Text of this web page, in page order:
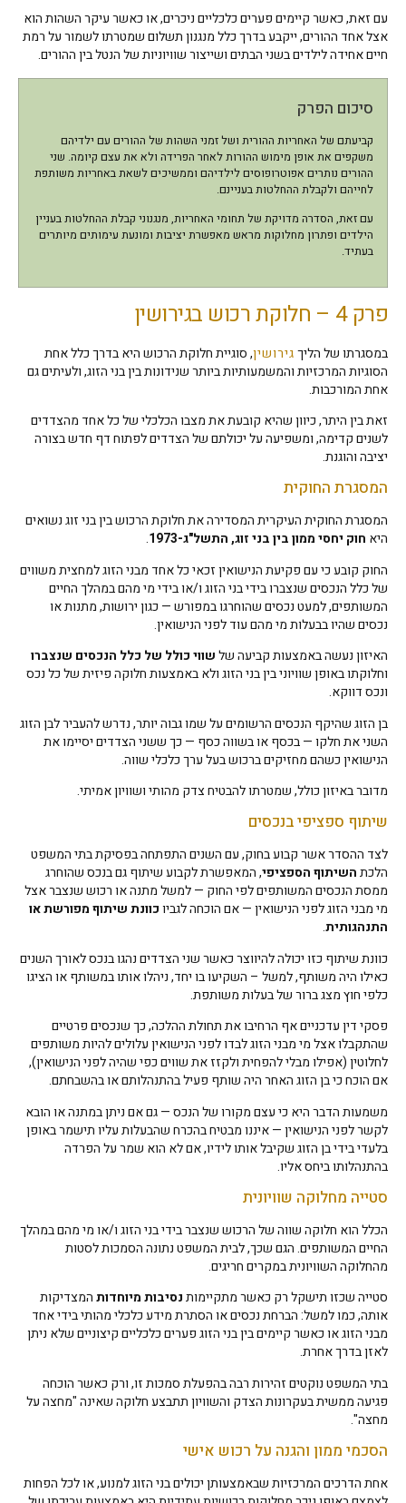
עם זאת, כאשר קיימים פערים כלכליים ניכרים, או כאשר עיקר השהות הוא
אצל אחד ההורים, ייקבע בדרך כלל מנגנון תשלום שמטרתו לשמור על רמת
חיים אחידה לילדים בשני הבתים ושייצור שוויוניות של הנטל בין ההורים.
סיכום הפרק
קביעתם של האחריות ההורית ושל זמני השהות של ההורים עם ילדיהם
משקפים את אופן מימוש ההורות לאחר הפרידה ולא את עצם קיומה. שני
ההורים נותרים אפוטרופוסים לילדיהם וממשיכים לשאת באחריות משותפת
לחייהם ולקבלת ההחלטות בעניינם.
עם זאת, הסדרה מדויקת של תחומי האחריות, מנגנוני קבלת ההחלטות בעניין
הילדים ופתרון מחלוקות מראש מאפשרת יציבות ומונעת עימותים מיותרים
בעתיד.
פרק 4 – חלוקת רכוש בגירושין
במסגרתו של הליךגירושין, סוגיית חלוקת הרכוש היא בדרך כלל אחת
הסוגיות המרכזיות והמשמעותיות ביותר שנידונות בין בני הזוג, ולעיתים גם
אחת המורכבות.
זאת בין היתר, כיוון שהיא קובעת את מצבו הכלכלי של כל אחד מהצדדים
לשנים קדימה, ומשפיעה על יכולתם של הצדדים לפתוח דף חדש בצורה
יציבה והוגנת.
המסגרת החוקית
המסגרת החוקית העיקרית המסדירה את חלוקת הרכוש בין בני זוג נשואים
היאחוק יחסי ממון בין בני זוג, התשל"ג-1973
.
החוק קובע כי עם פקיעת הנישואין זכאי כל אחד מבני הזוג למחצית משווים
של כלל הנכסים שנצברו בידי בני הזוג ו/או בידי מי מהם במהלך החיים
המשותפים, למעט נכסים שהוחרגו במפורש — כגון ירושות, מתנות או
נכסים שהיו בבעלות מי מהם עוד לפני הנישואין.
האיזון נעשה באמצעות קביעה שלשווי כולל של כלל הנכסים שנצברו
וחלוקתו באופן שוויוני בין בני הזוג ולא באמצעות חלוקה פיזית של כל נכס
ונכס דווקא.
בן הזוג שהיקף הנכסים הרשומים על שמו גבוה יותר, נדרש להעביר לבן הזוג
השני את חלקו — בכסף או בשווה כסף — כך ששני הצדדים יסיימו את
הנישואין כשהם מחזיקים ברכוש בעל ערך כלכלי שווה.
מדובר באיזון כולל, שמטרתו להבטיח צדק מהותי ושוויון אמיתי.
שיתוף ספציפי בנכסים
לצד ההסדר אשר קבוע בחוק, עם השנים התפתחה בפסיקת בתי המשפט
הלכתהשיתוף הספציפי, המאפשרת לקבוע שיתוף גם בנכס שהוחרג
ממסת הנכסים המשותפים לפי החוק — למשל מתנה או רכוש שנצבר אצל
מי מבני הזוג לפני הנישואין — אם הוכחה לגביוכוונת שיתוף מפורשת או
התנהגותית.
כוונת שיתוף כזו יכולה להיווצר כאשר שני הצדדים נהגו בנכס לאורך השנים
כאילו היה משותף, למשל – השקיעו בו יחד, ניהלו אותו במשותף או הציגו
כלפי חוץ מצג ברור של בעלות משותפת.
פסקי דין עדכניים אף הרחיבו את תחולת ההלכה, כך שנכסים פרטיים
שהתקבלו אצל מי מבני הזוג לבדו לפני הנישואין עלולים להיות משותפים
לחלוטין (אפילו מבלי להפחית ולקזז את שווים כפי שהיה לפני הנישואין),
אם הוכח כי בן הזוג האחר היה שותף פעיל בהתנהלותם או בהשבחתם.
משמעות הדבר היא כי עצם מקורו של הנכס — גם אם ניתן במתנה או הובא
לקשר לפני הנישואין — איננו מבטיח בהכרח שהבעלות עליו תישמר באופן
בלעדי בידי בן הזוג שקיבל אותו לידיו, אם לא הוא שמר על הפרדה
בהתנהלותו ביחס אליו.
סטייה מחלוקה שוויונית
הכלל הוא חלוקה שווה של הרכוש שנצבר בידי בני הזוג ו/או מי מהם במהלך
החיים המשותפים. הגם שכך, לבית המשפט נתונה הסמכות לסטות
מהחלוקה השוויונית במקרים חריגים.
סטייה שכזו תישקל רק כאשר מתקיימותנסיבות מיוחדותהמצדיקות
אותה, כמו למשל: הברחת נכסים או הסתרת מידע כלכלי מהותי בידי אחד
מבני הזוג או כאשר קיימים בין בני הזוג פערים כלכליים קיצוניים שלא ניתן
לאזן בדרך אחרת.
בתי המשפט נוקטים זהירות רבה בהפעלת סמכות זו, ורק כאשר הוכחה
פגיעה ממשית בעקרונות הצדק והשוויון תתבצע חלוקה שאינה "מחצה על
מחצה".
הסכמי ממון והגנה על רכוש אישי
אחת הדרכים המרכזיות שבאמצעותן יכולים בני הזוג למנוע, או לכל הפחות